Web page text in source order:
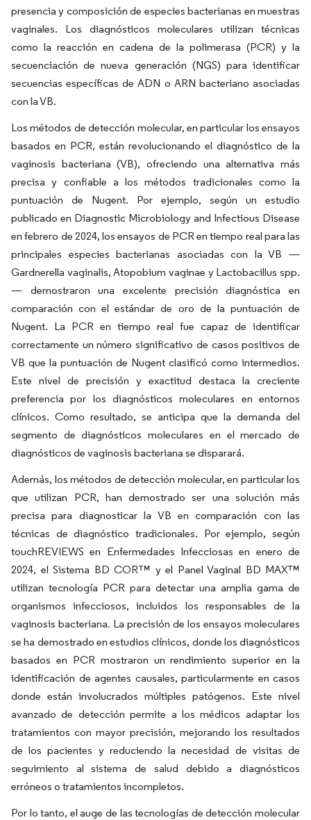
presencia y composición de especies bacterianas en muestras
vaginales. Los diagnósticos moleculares utilizan técnicas
como la reacción en cadena de la polimerasa (PCR) y la
secuenciación de nueva generación (NGS) para identificar
secuencias específicas de ADN o ARN bacteriano asociadas
con la VB.
Los métodos de detección molecular, en particular los ensayos
basados en PCR, están revolucionando el diagnóstico de la
vaginosis bacteriana (VB), ofreciendo una alternativa más
precisa y confiable a los métodos tradicionales como la
puntuación de Nugent. Por ejemplo, según un estudio
publicado en Diagnostic Microbiology and Infectious Disease
en febrero de 2024, los ensayos de PCR en tiempo real para las
principales especies bacterianas asociadas con la VB —
Gardnerella vaginalis, Atopobium vaginae y Lactobacillus spp.
— demostraron una excelente precisión diagnóstica en
comparación con el estándar de oro de la puntuación de
Nugent. La PCR en tiempo real fue capaz de identificar
correctamente un número significativo de casos positivos de
VB que la puntuación de Nugent clasificó como intermedios.
Este nivel de precisión y exactitud destaca la creciente
preferencia por los diagnósticos moleculares en entornos
clínicos. Como resultado, se anticipa que la demanda del
segmento de diagnósticos moleculares en el mercado de
diagnósticos de vaginosis bacteriana se disparará.
Además, los métodos de detección molecular, en particular los
que utilizan PCR, han demostrado ser una solución más
precisa para diagnosticar la VB en comparación con las
técnicas de diagnóstico tradicionales. Por ejemplo, según
touchREVIEWS en Enfermedades Infecciosas en enero de
2024, el Sistema BD COR™ y el Panel Vaginal BD MAX™
utilizan tecnología PCR para detectar una amplia gama de
organismos infecciosos, incluidos los responsables de la
vaginosis bacteriana. La precisión de los ensayos moleculares
se ha demostrado en estudios clínicos, donde los diagnósticos
basados en PCR mostraron un rendimiento superior en la
identificación de agentes causales, particularmente en casos
donde están involucrados múltiples patógenos. Este nivel
avanzado de detección permite a los médicos adaptar los
tratamientos con mayor precisión, mejorando los resultados
de los pacientes y reduciendo la necesidad de visitas de
seguimiento al sistema de salud debido a diagnósticos
erróneos o tratamientos incompletos.
Por lo tanto, el auge de las tecnologías de detección molecular